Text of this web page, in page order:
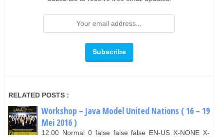
RELATED POSTS :
Workshop – Java Model United Nations ( 16 – 19
Mei 2016 )
12.00 Normal 0 false false false EN-US X-NONE X-